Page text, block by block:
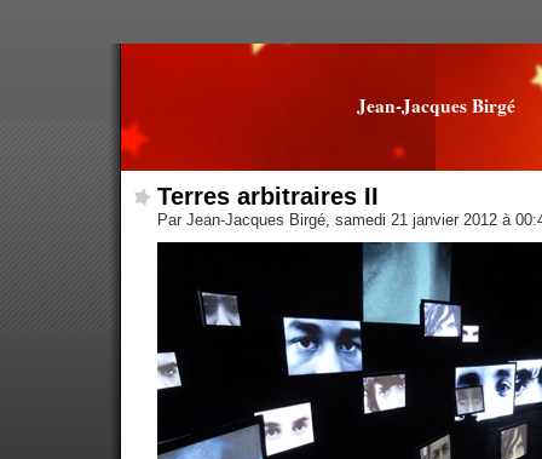
Jean-Jacques Birgé
Terres arbitraires II
Par Jean-Jacques Birgé, samedi 21 janvier 2012 à